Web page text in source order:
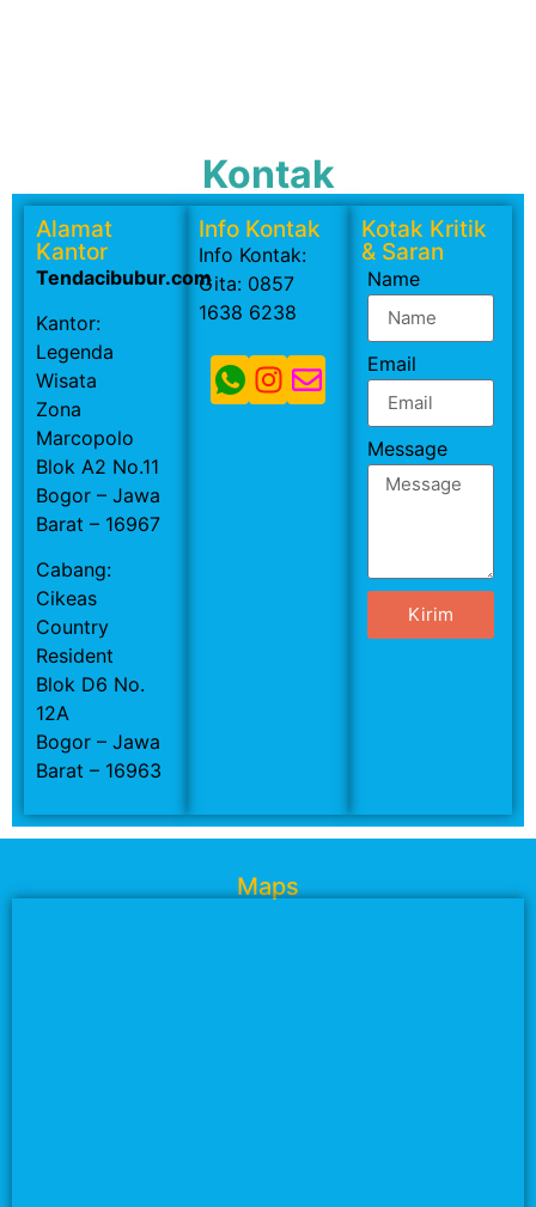
Kontak
Alamat
Kantor
Tendacibubur.com
Kantor:
Legenda
Wisata
Zona
Marcopolo
Blok A2 No.11
Bogor – Jawa
Barat – 16967
Cabang:
Cikeas
Country
Resident
Blok D6 No.
12A
Bogor – Jawa
Barat – 16963
Info Kontak
Info Kontak:
Gita: 0857
1638 6238
Kotak Kritik
& Saran
Name
Email
Message
Kirim
Maps